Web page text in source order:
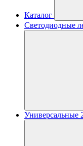
Каталог
Светодиодные
Универсальные